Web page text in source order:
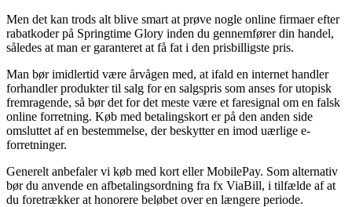
Men det kan trods alt blive smart at prøve nogle online firmaer efter
rabatkoder på Springtime Glory inden du gennemfører din handel,
således at man er garanteret at få fat i den prisbilligste pris.
Man bør imidlertid være årvågen med, at ifald en internet handler
forhandler produkter til salg for en salgspris som anses for utopisk
fremragende, så bør det for det meste være et faresignal om en falsk
online forretning. Køb med betalingskort er på den anden side
omsluttet af en bestemmelse, der beskytter en imod uærlige e-
forretninger.
Generelt anbefaler vi køb med kort eller MobilePay. Som alternativ
bør du anvende en afbetalingsordning fra fx ViaBill, i tilfælde af at
du foretrækker at honorere beløbet over en længere periode.